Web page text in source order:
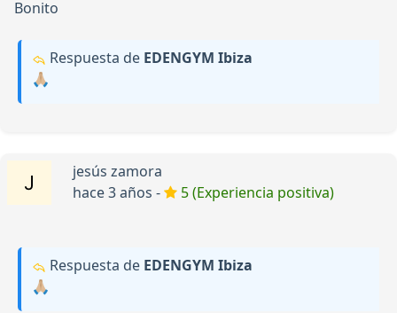
Bonito
Respuesta de EDENGYM Ibiza
🙏🏼
jesús zamora
hace 3 años -
5 (Experiencia positiva)
Respuesta de EDENGYM Ibiza
🙏🏼